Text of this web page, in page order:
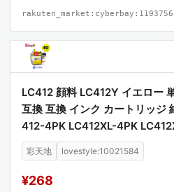
LC412 顔料 LC412Y イエロー
互換 互換 インク カートリッジ
412-4PK LC412XL-4PK
C 412 MFC-J7300CDW
DW)
彩天地 lovestyle:10021584
¥268